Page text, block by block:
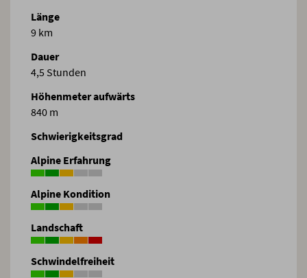
Länge
9 km
Dauer
4,5 Stunden
Höhenmeter aufwärts
840 m
Schwierigkeitsgrad
Alpine Erfahrung
Alpine Kondition
Landschaft
Schwindelfreiheit